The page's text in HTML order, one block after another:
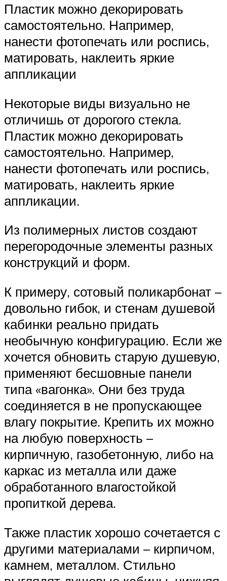
Пластик можно декорировать
самостоятельно. Например,
нанести фотопечать или роспись,
матировать, наклеить яркие
аппликации
Некоторые виды визуально не
отличишь от дорогого стекла.
Пластик можно декорировать
самостоятельно. Например,
нанести фотопечать или роспись,
матировать, наклеить яркие
аппликации.
Из полимерных листов создают
перегородочные элементы разных
конструкций и форм.
К примеру, сотовый поликарбонат –
довольно гибок, и стенам душевой
кабинки реально придать
необычную конфигурацию. Если же
хочется обновить старую душевую,
применяют бесшовные панели
типа «вагонка». Они без труда
соединяется в не пропускающее
влагу покрытие. Крепить их можно
на любую поверхность –
кирпичную, газобетонную, либо на
каркас из металла или даже
обработанного влагостойкой
пропиткой дерева.
Также пластик хорошо сочетается с
другими материалами – кирпичом,
камнем, металлом. Стильно